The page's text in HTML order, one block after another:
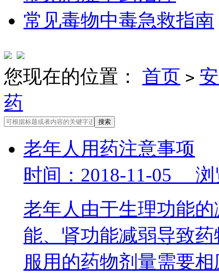
常见毒物中毒急救指南
您现在的位置： 首页 >
药
老年人用药注意事项
时间：2018-11-05 浏
老年人由于生理功能
能、肾功能减弱导致
服用的药物剂量需要